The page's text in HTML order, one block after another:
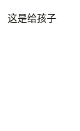
这是给孩子